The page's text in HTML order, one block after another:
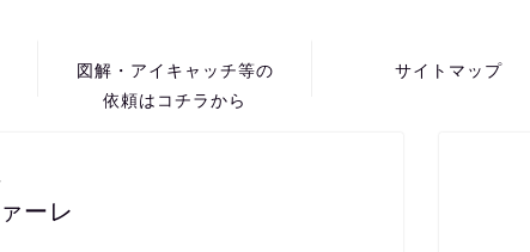
図解・アイキャッチ等の
依頼はコチラから
サイトマップ
ーレ